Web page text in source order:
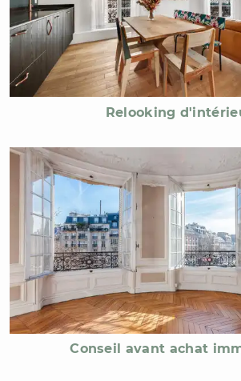
Relooking
Conseil avant achat